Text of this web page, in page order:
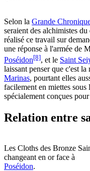
Selon la Grande
seraient des alchimistes
réalisé ce travail sur
une réponse à l'armée de
Poséidon[8], et le Saint
laissant penser que c'est
Marinas, pourtant elles
facilement en miettes sous
spécialement conçues
Relation entre
Les Cloths des Bronze
changeant en or face à
Poséidon.